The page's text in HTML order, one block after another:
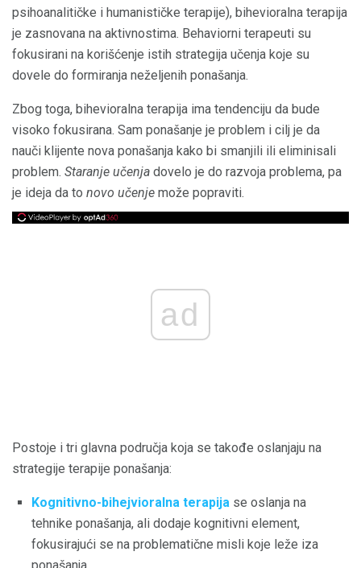
psihoanalitičke i humanističke terapije), bihevioralna terapija
je zasnovana na aktivnostima. Behaviorni terapeuti su
fokusirani na korišćenje istih strategija učenja koje su
dovele do formiranja neželjenih ponašanja.
Zbog toga, bihevioralna terapija ima tendenciju da bude
visoko fokusirana. Sam ponašanje je problem i cilj je da
nauči klijente nova ponašanja kako bi smanjili ili eliminisali
problem. Staranje učenja dovelo je do razvoja problema, pa
je ideja da to novo učenje može popraviti.
ad
Postoje i tri glavna područja koja se takođe oslanjaju na
strategije terapije ponašanja:
Kognitivno-bihejvioralna terapija se oslanja na
tehnike ponašanja, ali dodaje kognitivni element,
fokusirajući se na problematične misli koje leže iza